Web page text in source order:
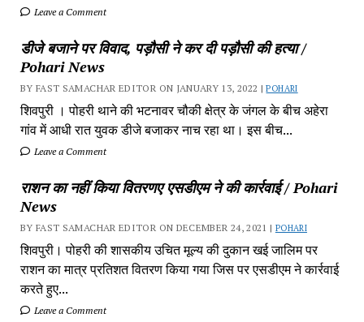
Leave a Comment
डीजे बजाने पर विवाद, पड़ौसी ने कर दी पड़ौसी की हत्या /
Pohari News
BY FAST SAMACHAR EDITOR ON JANUARY 13, 2022 |POHARI
शिवपुरी‎ । पोहरी थाने की भटनावर चौकी क्षेत्र‎ के जंगल के बीच अहेरा
गांव में‎ आधी रात युवक डीजे बजाकर‎ नाच रहा था। इस बीच...
Leave a Comment
राशन का नहीं किया वितरणए एसडीएम ने की कार्रवाई / Pohari
News
BY FAST SAMACHAR EDITOR ON DECEMBER 24, 2021 | POHARI
शिवपुरी। पोहरी की शासकीय उचित मूल्य की दुकान खई जालिम पर
राशन का मात्र प्रतिशत वितरण किया गया जिस पर एसडीएम ने कार्रवाई
करते हुए...
Leave a Comment